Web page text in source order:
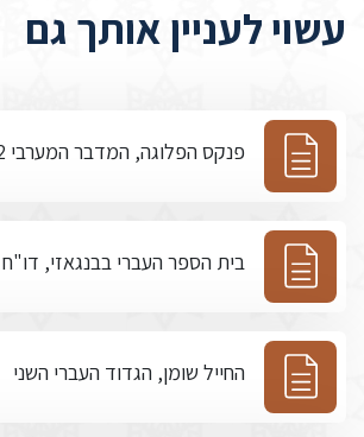
עשוי לעניין אותך גם
פנקס הפלוגה, המדבר המערבי 1942 (?)
בית הספר העברי בבנגאזי, דו"ח 1944
החייל שומן, הגדוד העברי השני